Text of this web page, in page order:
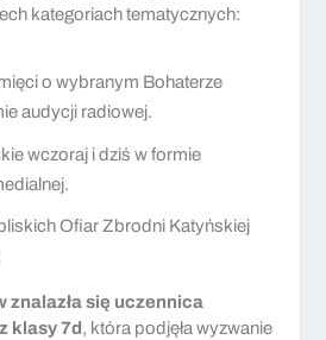
kategoriach tematycznych:
o wybranym Bohaterze
audycji radiowej.
wczoraj i dziś w formie
Ofiar Zbrodni Katyńskiej
znalazła się uczennica
klasy 7d, która podjęła wyzwanie